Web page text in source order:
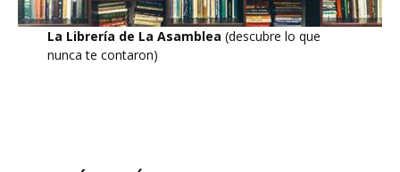
La Librería de La Asamblea (descubre lo que
nunca te contaron)